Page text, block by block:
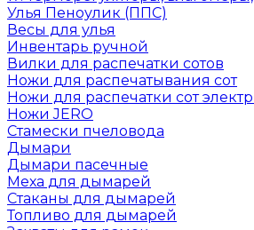
Улья Пеноулик (ППС)
Весы для улья
Инвентарь ручной
Вилки для распечатки сотов
Ножи для распечатывания сот
Ножи для распечатки сот
Ножи JERO
Стамески пчеловода
Дымари
Дымари пасечные
Меха для дымарей
Стаканы для дымарей
Топливо для дымарей